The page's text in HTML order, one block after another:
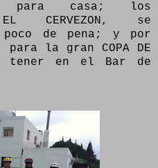
para casa; los
EL CERVEZON, se
poco de pena; y por
la gran COPA DE
a tener en el Bar de